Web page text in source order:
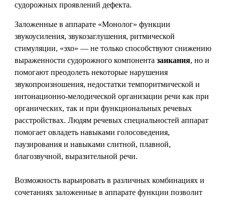
судорожных проявлений дефекта.
Заложенные в аппарате «Монолог» функции
звукоусиления, звукозаглушения, ритмической
стимуляции, «эхо» — не только способствуют снижению
выраженности судорожного компонентазаикания, но и
помогают преодолеть некоторые нарушения
звукопроизношения, недостатки темпоритмической и
интонационно-мелодической организации речи как при
органических, так и при функциональных речевых
расстройствах. Людям речевых специальностей аппарат
помогает овладеть навыками голосоведения,
паузирования и навыками слитной, плавной,
благозвучной, выразительной речи.
Возможность варьировать в различных комбинациях и
сочетаниях заложенные в аппарате функции позволит